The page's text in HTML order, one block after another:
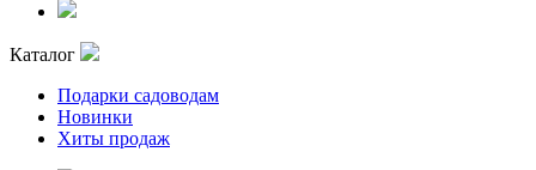
Каталог
Подарки садоводам
Новинки
Хиты продаж